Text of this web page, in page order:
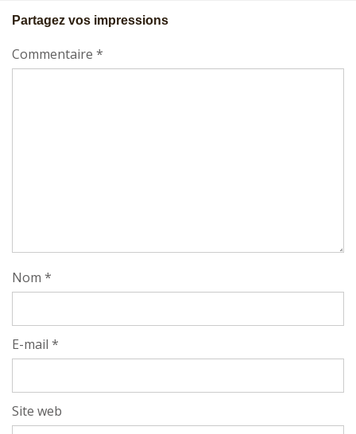
Partagez vos impressions
Commentaire *
Nom *
E-mail *
Site web